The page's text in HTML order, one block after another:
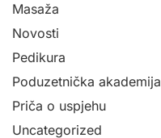
Masaža
Novosti
Pedikura
Poduzetnička akademija
Priča o uspjehu
Uncategorized